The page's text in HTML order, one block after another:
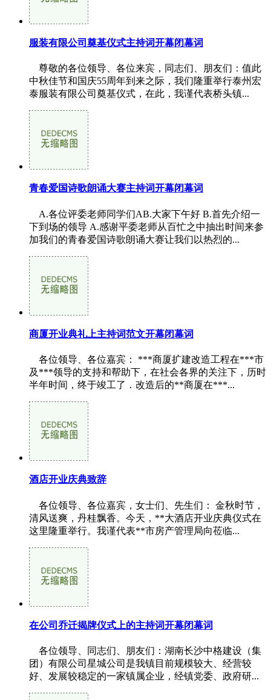
服装有限公司奠基仪式主持词开幕闭幕词
尊敬的各位领导、各位来宾，同志们、朋友们：值此
中秋佳节和国庆55周年到来之际，我们隆重举行泰州宏
泰服装有限公司奠基仪式，在此，我谨代表桥头镇...
青春爱国诗歌朗诵大赛主持词开幕闭幕词
A.各位评委老师同学们AB.大家下午好 B.首先介绍一
下到场的领导 A.感谢平委老师从百忙之中抽出时间来参
加我们的青春爱国诗歌朗诵大赛让我们以热烈的...
商厦开业典礼上主持词范文开幕闭幕词
各位领导、各位嘉宾： ***商厦扩建改造工程在***市
及***领导的支持和帮助下，在社会各界的关注下，历时
半年时间，终于竣工了．改造后的**商厦在***...
酒店开业庆典致辞
各位领导、各位嘉宾，女士们、先生们： 金秋时节，
清风送爽，丹桂飘香。今天，**大酒店开业庆典仪式在
这里隆重举行。我谨代表**市房产管理局向莅临...
在公司乔迁揭牌仪式上的主持词开幕闭幕词
各位领导、同志们、朋友们：湖南长沙中格建设（集
团）有限公司星城公司是我镇目前规模较大、经营较
好、发展较稳定的一家镇属企业，经镇党委、政府研...